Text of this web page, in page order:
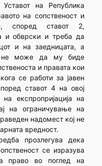
на Република
на сопственост и
според ставот 2,
и обврски и треба да
и на заедницата, а
не може да му биде
и правата кои
се работи за јавен
ставот 4 на овој
експропријација на
на ограничување на
надомест кој не
вредност.
прозлегува дека
се изразува
право во поглед на